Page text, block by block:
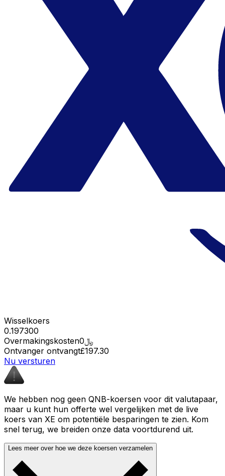
Wisselkoers
0.197300
Overmakingskosten ﷼0
Ontvanger ontvangt£197.30
Nu versturen
We hebben nog geen QNB-koersen voor dit valutapaar,
maar u kunt hun offerte wel vergelijken met de live
koers van XE om potentiële besparingen te zien. Kom
snel terug, we breiden onze data voortdurend uit.
Lees meer over hoe we deze koersen verzamelen